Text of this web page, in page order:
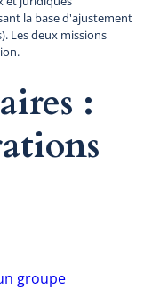
la base d'ajustement
Les deux missions
:
groupe